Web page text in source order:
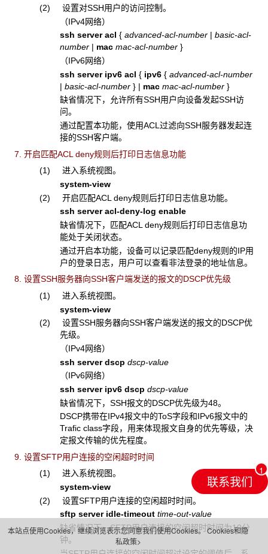
(2) 设置对SSH用户的访问控制。
（IPv4网络）
ssh server acl { advanced-acl-number | basic-acl-
number | mac mac-acl-number }
（IPv6网络）
ssh server ipv6 acl {ipv6 { advanced-acl-number
| basic-acl-number } | mac mac-acl-number }
缺省情况下，允许所有SSH用户向设备发起SSH访
问。
通过配置本功能，使用ACL过滤向SSH服务器发起连
接的SSH客户端。
7. 开启匹配ACL deny规则后打印日志信息功能
(1) 进入系统视图。
system-view
(2) 开启匹配ACL deny规则后打印日志信息功能。
ssh server acl-deny-log enable
缺省情况下，匹配ACL deny规则后打印日志信息功
能处于关闭状态。
通过开启本功能，设备可以记录匹配deny规则的IP用
户的登录日志，用户可以查看非法登录的地址信息。
8. 设置SSH服务器向SSH客户端发送的报文的DSCP优先级
(1) 进入系统视图。
system-view
(2) 设置SSH服务器向SSH客户端发送的报文的DSCP优
先级。
（IPv4网络）
ssh server dscp dscp-value
（IPv6网络）
ssh server ipv6 dscp dscp-value
缺省情况下，SSH报文的DSCP优先级为48。
DSCP携带在IPv4报文中的ToS字段和IPv6报文中的
Trafic class字段，用来体现报文自身的优先等级，决
定报文传输的优先程度。
9. 设置SFTP用户连接的空闲超时时间
(1) 进入系统视图。
system-view
(2) 设置SFTP用户连接的空闲超时时间。
sftp server idle-timeout time-out-value
缺省情况下，SFTP用户连接的空闲超时时间为10分
钟。
联系我们
本站点使用Cookies，继续浏览表示您同意我们使用Cookies。Cookies和隐
私政策>